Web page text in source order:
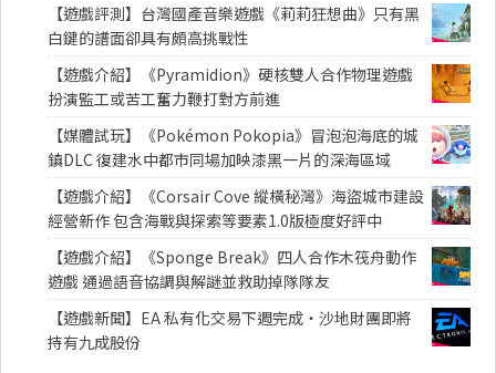
【遊戲評測】台灣國產音樂遊戲《莉莉狂想曲》只有黑
白鍵的譜面卻具有頗高挑戰性
【遊戲介紹】《Pyramidion》硬核雙人合作物理遊戲
扮演監工或苦工奮力鞭打對方前進
【媒體試玩】《Pokémon Pokopia》冒泡泡海底的城
鎮DLC 復建水中都市同場加映漆黑一片的深海區域
【遊戲介紹】《Corsair Cove 縱橫秘灣》海盜城市建設
經營新作 包含海戰與探索等要素1.0版極度好評中
【遊戲介紹】《Sponge Break》四人合作木筏舟動作
遊戲 通過語音協調與解謎並救助掉隊隊友
【遊戲新聞】EA 私有化交易下週完成・沙地財團即將
持有九成股份